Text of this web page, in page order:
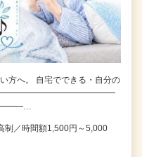
方へ。 自宅でできる・自分の
し！ ━━━━━━━━━━━━━━
制／時間額1,500円～5,000